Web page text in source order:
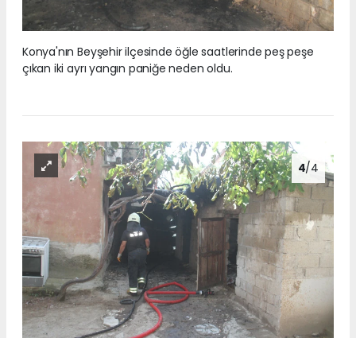
Konya'nın Beyşehir ilçesinde öğle saatlerinde peş peşe
çıkan iki ayrı yangın paniğe neden oldu.
4/4